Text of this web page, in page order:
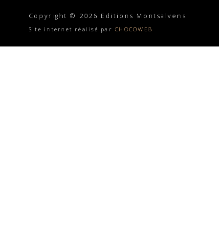
Copyright © 2026 Editions Montsalvens
Site internet réalisé parCHOCOWEB